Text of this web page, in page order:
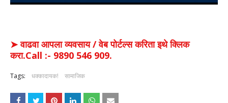
➤ वाढवा आपला व्यवसाय / वेब पोर्टल्स करिता इथे क्लिक
करा.Call :- 9890 546 909.
Tags: धक्कादायक! सामाजिक